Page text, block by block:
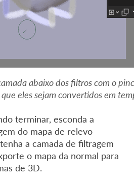
abaixo dos filtros com o
eles sejam convertidos em
terminar, esconda a
do mapa de relevo
a camada de filtragem
o mapa da normal para
de 3D.